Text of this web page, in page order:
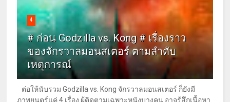
4
# ก่อน Godzilla vs. Kong # เรื่องราว
ของจักรวาลมอนสเตอร์ ตามลำดับ
เหตุการณ์
ต่อให้นับรวม Godzilla vs. Kong จักรวาลมอนสเตอร์ ก็ยังมี
ภาพยนตร์แค่ 4 เรื่อง ผู้ติดตามเฉพาะหนังบางคน อาจรู้สึกเนื้อหา